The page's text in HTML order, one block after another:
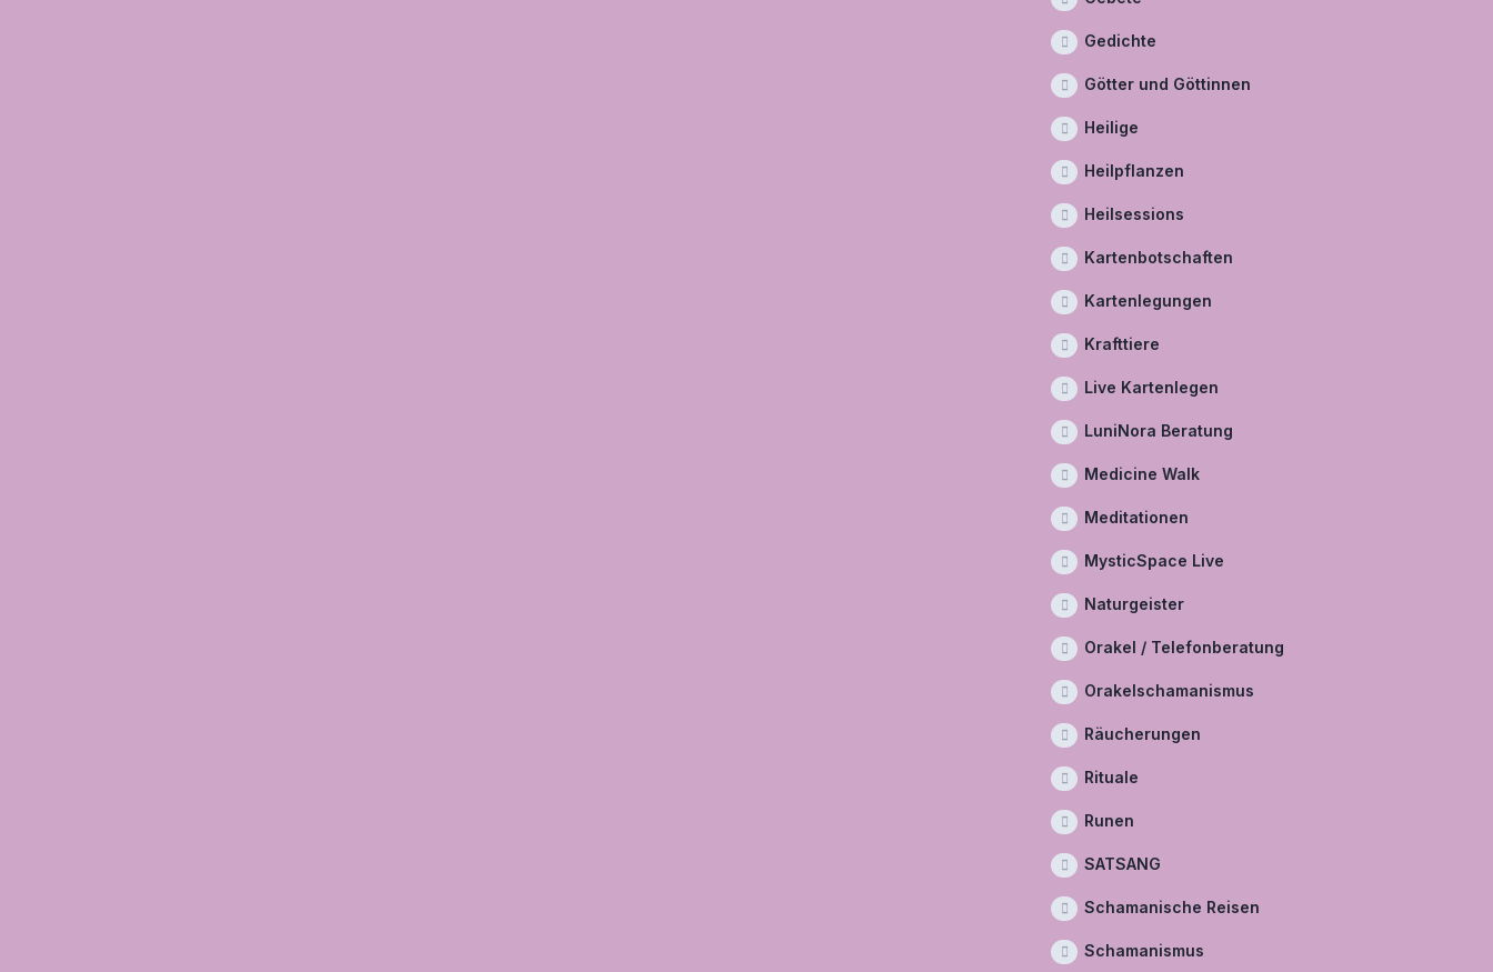
Gedichte
Götter und Göttinnen
Heilige
Heilpflanzen
Heilsessions
Kartenbotschaften
Kartenlegungen
Krafttiere
Live Kartenlegen
LuniNora Beratung
Medicine Walk
Meditationen
MysticSpace Live
Naturgeister
Orakel / Telefonberatung
Orakelschamanismus
Räucherungen
Rituale
Runen
SATSANG
Schamanische Reisen
Schamanismus